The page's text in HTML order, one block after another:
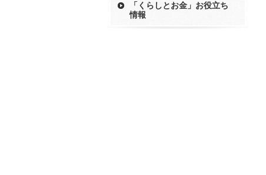
「くらしとお金」お役立ち
情報